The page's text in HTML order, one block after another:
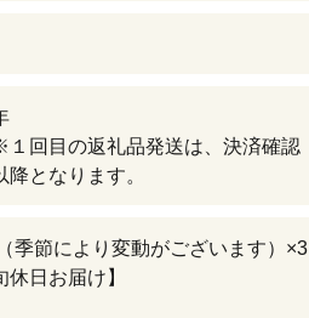
回目の返礼品発送は、決済確認
となります。
季節により変動がございます）×3
休日お届け】